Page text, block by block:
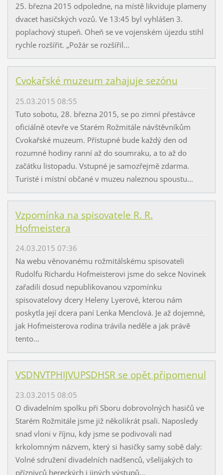
25. března 2015 odpoledne, na místě likviduje plameny
dvacet hasičských vozů. Ve 13:45 byl vyhlášen 3.
poplachový stupeň. Oheň se ve vojenském újezdu stihl
rychle rozšířit. „Požár se rozšířil...
Cvokařské muzeum zahajuje sezónu
25.03.2015 08:55
Tuto sobotu, 28. března 2015, se po zimní přestávce
oficiálně otevře ve Starém Rožmitále návštěvníkům
Cvokařské muzeum. Přístupné bude každý den od
rozumné hodiny ranní až do soumraku, a to až do
začátku listopadu. Vstupné je samozřejmě zdarma.
Turisté i místní občané v muzeu naleznou spoustu...
Vzpomínka na spisovatele R. R.
Hofmeistera
24.03.2015 07:36
Na webu věnovanému rožmitálskému spisovateli
Rudolfu Richardu Hofmeisterovi jsme do sekce Novinek
zařadili dosud nepublikovanou vzpomínku
spisovatelovy dcery Heleny Lyerové, kterou nám
poskytla její dcera paní Lenka Menclová. Je až dojemné,
jak Hofmeisterova rodina trávila neděle a jak právě
tento...
VSDNVTPHIJVUPSDHSR se opět připomenul
23.03.2015 08:05
O divadelním spolku při Sboru dobrovolných hasičů ve
Starém Rožmitále jsme již několikrát psali. Naposledy
snad vloni v říjnu, kdy jsme se podivovali nad
krkolomným názvem, který si hasičky samy sobě daly:
Volné sdružení divadelních nadšenců, všelijakých to
příznivců hereckých i jiných výstupů...